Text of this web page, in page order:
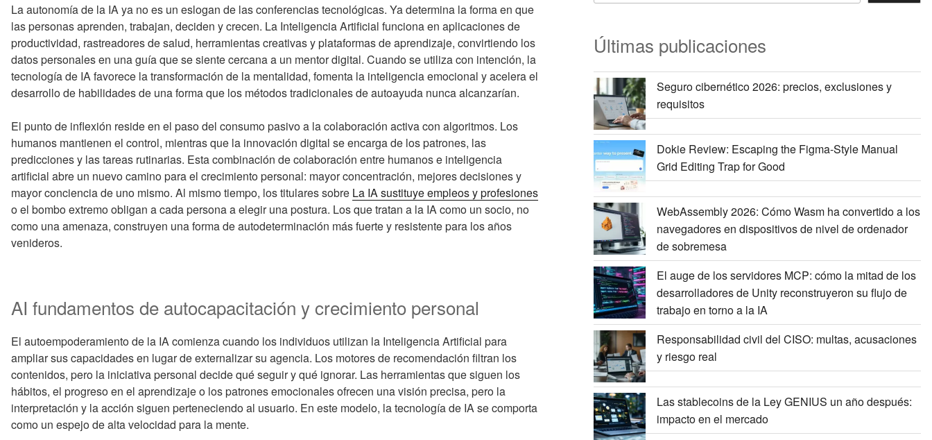
La autonomía de la IA ya no es un eslogan de las conferencias tecnológicas. Ya determina la forma en que
las personas aprenden, trabajan, deciden y crecen. La Inteligencia Artificial funciona en aplicaciones de
productividad, rastreadores de salud, herramientas creativas y plataformas de aprendizaje, convirtiendo los
datos personales en una guía que se siente cercana a un mentor digital. Cuando se utiliza con intención, la
tecnología de IA favorece la transformación de la mentalidad, fomenta la inteligencia emocional y acelera el
desarrollo de habilidades de una forma que los métodos tradicionales de autoayuda nunca alcanzarían.
El punto de inflexión reside en el paso del consumo pasivo a la colaboración activa con algoritmos. Los
humanos mantienen el control, mientras que la innovación digital se encarga de los patrones, las
predicciones y las tareas rutinarias. Esta combinación de colaboración entre humanos e inteligencia
artificial abre un nuevo camino para el crecimiento personal: mayor concentración, mejores decisiones y
mayor conciencia de uno mismo. Al mismo tiempo, los titulares sobre La IA sustituye empleos y profesiones
o el bombo extremo obligan a cada persona a elegir una postura. Los que tratan a la IA como un socio, no
como una amenaza, construyen una forma de autodeterminación más fuerte y resistente para los años
venideros.
AI fundamentos de autocapacitación y crecimiento personal
El autoempoderamiento de la IA comienza cuando los individuos utilizan la Inteligencia Artificial para
ampliar sus capacidades en lugar de externalizar su agencia. Los motores de recomendación filtran los
contenidos, pero la iniciativa personal decide qué seguir y qué ignorar. Las herramientas que siguen los
hábitos, el progreso en el aprendizaje o los patrones emocionales ofrecen una visión precisa, pero la
interpretación y la acción siguen perteneciendo al usuario. En este modelo, la tecnología de IA se comporta
como un espejo de alta velocidad para la mente.
Últimas publicaciones
Seguro cibernético 2026: precios, exclusiones y
requisitos
Dokie Review: Escaping the Figma-Style Manual
Grid Editing Trap for Good
WebAssembly 2026: Cómo Wasm ha convertido a los
navegadores en dispositivos de nivel de ordenador
de sobremesa
El auge de los servidores MCP: cómo la mitad de los
desarrolladores de Unity reconstruyeron su flujo de
trabajo en torno a la IA
Responsabilidad civil del CISO: multas, acusaciones
y riesgo real
Las stablecoins de la Ley GENIUS un año después:
impacto en el mercado